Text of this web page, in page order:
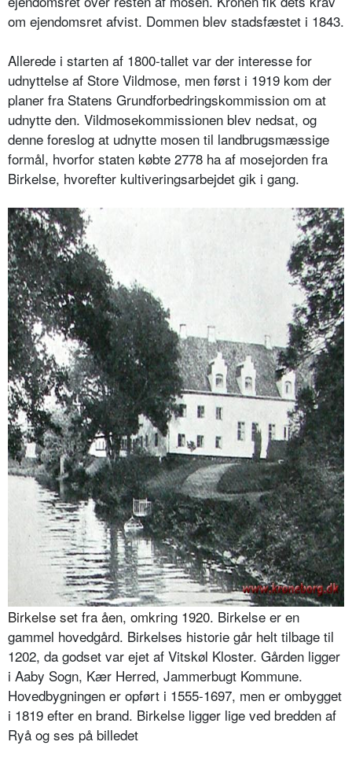
om ejendomsret afvist. Dommen blev stadsfæstet i 1843.
Allerede i starten af 1800-tallet var der interesse for
udnyttelse af Store Vildmose, men først i 1919 kom der
planer fra Statens Grundforbedringskommission om at
udnytte den. Vildmosekommissionen blev nedsat, og
denne foreslog at udnytte mosen til landbrugsmæssige
formål, hvorfor staten købte 2778 ha af mosejorden fra
Birkelse, hvorefter kultiveringsarbejdet gik i gang.
Birkelse set fra åen, omkring 1920. Birkelse er en
gammel hovedgård. Birkelses historie går helt tilbage til
1202, da godset var ejet af Vitskøl Kloster. Gården ligger
i Aaby Sogn, Kær Herred, Jammerbugt Kommune.
Hovedbygningen er opført i 1555-1697, men er ombygget
i 1819 efter en brand. Birkelse ligger lige ved bredden af
Ryå og ses på billedet